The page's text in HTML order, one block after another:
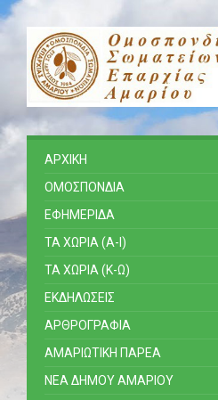
ΑΡΧΙΚΗ
ΟΜΟΣΠΟΝΔΙΑ
ΕΦΗΜΕΡΙΔΑ
ΤΑ ΧΩΡΙΑ (Α-Ι)
ΤΑ ΧΩΡΙΑ (Κ-Ω)
ΕΚΔΗΛΩΣΕΙΣ
ΑΡΘΡΟΓΡΑΦΙΑ
ΑΜΑΡΙΩΤΙΚΗ ΠΑΡΕΑ
ΝΕΑ ΔΗΜΟΥ ΑΜΑΡΙΟΥ